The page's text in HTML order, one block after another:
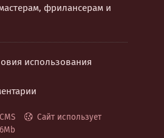
фрилансерам и
использования
Сайт использует